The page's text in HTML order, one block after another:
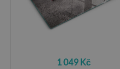
1 049 Kč